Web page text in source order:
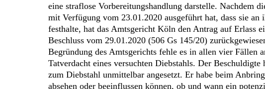
eine straflose Vorbereitungshandlung darstelle. Nachdem
mit Verfügung vom 23.01.2020 ausgeführt hat, dass sie an
festhalte, hat das Amtsgericht Köln den Antrag auf Erlass
Beschluss vom 29.01.2020 (506 Gs 145/20)
Begründung des Amtsgerichts fehle es in allen vier Fällen
Tatverdacht eines versuchten Diebstahls. Der
zum Diebstahl unmittelbar angesetzt. Er habe beim
absehen oder beeinflussen können, ob und wann ein